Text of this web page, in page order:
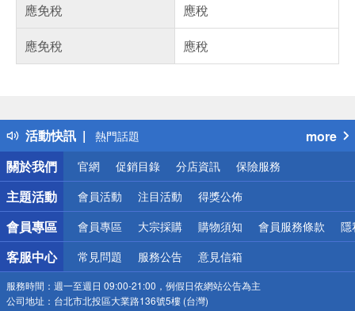
應免稅
應稅
應免稅
應稅
活動快訊
得獎公告
熱門話題
銀行優惠
偏遠地區配送
詐騙網頁！請小心！
more
關於我們
官網 促銷目錄 分店資訊 保險服務
主題活動 會員活動 注目活動 得獎公佈
會員專區 會員專區 大宗採購 購物須知 會員服務條款 隱
客服中心 常見問題 服務公告 意見信箱
服務時間： 週一至週日 09:00-21:00，例假日依網站公告為主
公司地址： 台北市北投區大業路136號5樓 (台灣)